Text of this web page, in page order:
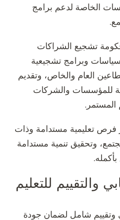
الخاصة لدعم برامج
تشجيع الشراكات
وبرامج تشجيعية
العام والخاص، وتقديم
للمؤسسات والشركات
المستمر.
فرص تعليمية مستدامة وذات
وتحقيق تنمية مستدامة
والتقييم للتعليم
وتقييم شامل لضمان جودة